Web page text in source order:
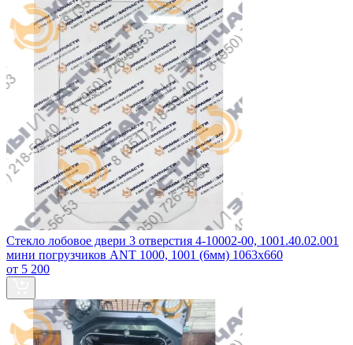
Стекло лобовое двери 3 отверстия 4-10002-00, 1001.40.02.001
мини погрузчиков ANT 1000, 1001 (6мм) 1063х660
от 5 200